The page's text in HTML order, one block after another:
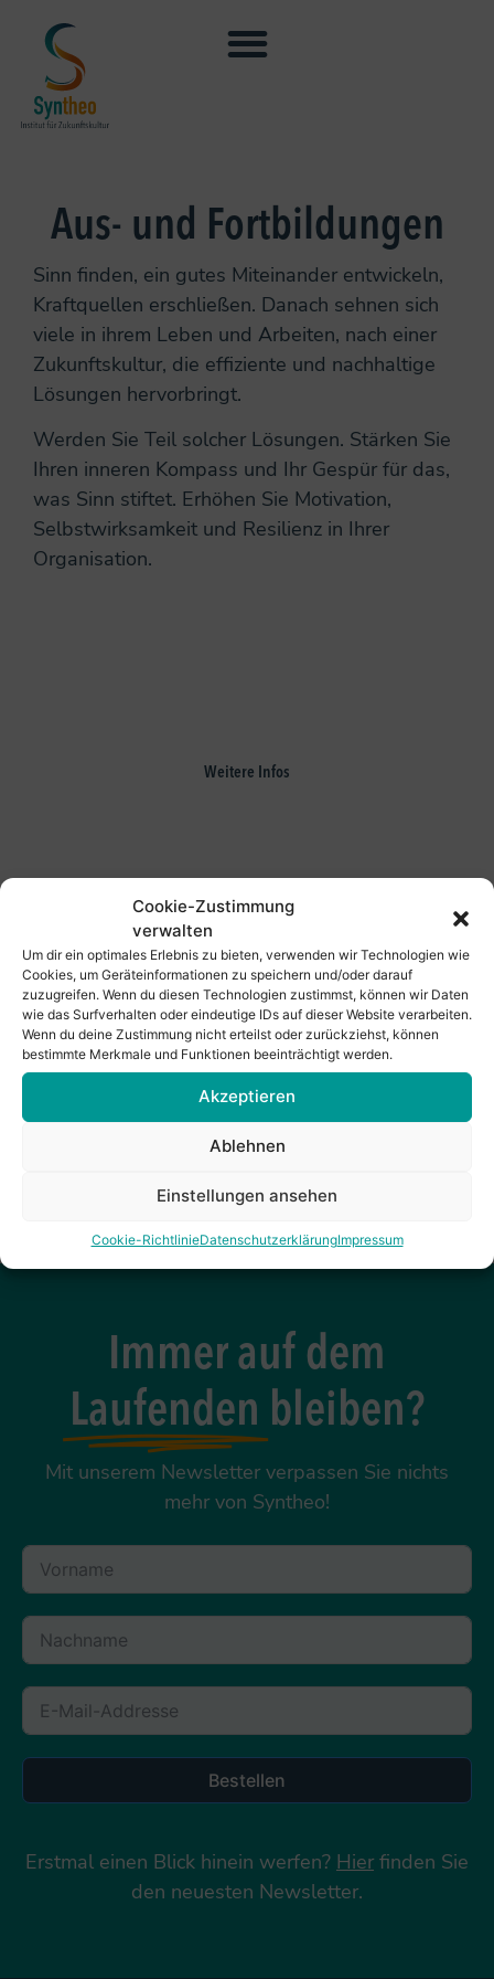
Cookie-Zustimmung
verwalten
Um dir ein optimales Erlebnis zu bieten, verwenden wir Technologien wie
Cookies, um Geräteinformationen zu speichern und/oder darauf
zuzugreifen. Wenn du diesen Technologien zustimmst, können wir Daten
wie das Surfverhalten oder eindeutige IDs auf dieser Website verarbeiten.
Wenn du deine Zustimmung nicht erteilst oder zurückziehst, können
bestimmte Merkmale und Funktionen beeinträchtigt werden.
Akzeptieren
Ablehnen
Einstellungen ansehen
Cookie-RichtlinieDatenschutzerklärungImpressum
Aus- und Fortbildungen
Sinn finden, ein gutes Miteinander entwickeln,
Kraftquellen erschließen. Danach sehnen sich
viele in ihrem Leben und Arbeiten, nach einer
Zukunftskultur, die effiziente und nachhaltige
Lösungen hervorbringt.
Werden Sie Teil solcher Lösungen. Stärken Sie
Ihren inneren Kompass und Ihr Gespür für das,
was Sinn stiftet. Erhöhen Sie Motivation,
Selbstwirksamkeit und Resilienz in Ihrer
Organisation.
Weitere Infos
Fortbildung
Spirit meets New Work
Das Bedürfnis nach New Work erfordert eine neue
Kultur: Leben und Arbeiten als Sinn-volles
Zusammenspiel.
Weitere Infos
Immer auf dem
Laufenden bleiben?
Mit unserem Newsletter verpassen Sie nichts
mehr von Syntheo!
Bestellen
Erstmal einen Blick hinein werfen? Hier finden Sie
den neuesten Newsletter.